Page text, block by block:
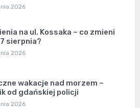
2026
na ul. Kossaka – co zmieni
sierpnia?
2026
wakacje nad morzem –
od gdańskiej policji
2026